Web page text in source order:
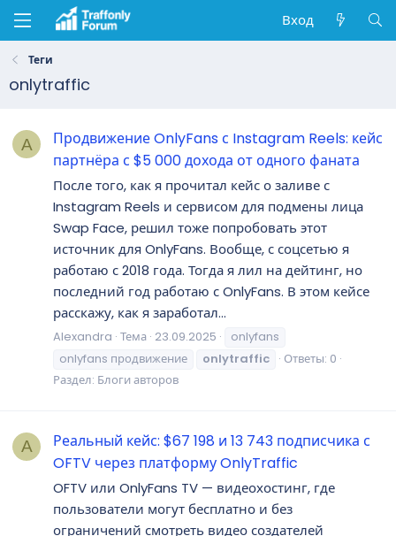
Вход
Теги
onlytraffic
A
Продвижение OnlyFans с Instagram Reels: кейс
партнёра с $5 000 дохода от одного фаната
После того, как я прочитал кейс о заливе с
Instagram Reels и сервисом для подмены лица
Swap Face, решил тоже попробовать этот
источник для OnlyFans. Вообще, с соцсетью я
работаю с 2018 года. Тогда я лил на дейтинг, но
последний год работаю с OnlyFans. В этом кейсе
расскажу, как я заработал...
Alexandra Тема 23.09.2025
onlyfans
onlyfans продвижение
onlytraffic
Ответы: 0
Раздел: Блоги авторов
A
Реальный кейс: $67 198 и 13 743 подписчика с
OFTV через платформу OnlyTraffic
OFTV или OnlyFans TV — видеохостинг, где
пользователи могут бесплатно и без
ограничений смотреть видео создателей